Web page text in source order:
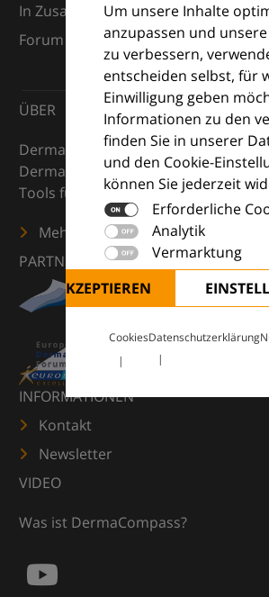
Um unsere Inhalte
anzupassen und
zu verbessern,
entscheiden selbst, für
Einwilligung geben
Informationen zu den
finden Sie in unserer
und den Cookie-
können Sie jederzeit
Erforderliche
Analytik
Vermarktung
ALLE AKZEPTIEREN
CookiesDatenschutzerklärung
In Zusammenarbeit mit dem
Forum (EDF) und Euroderm
ÜBER
DermaCompass ist Ihr digitaler
Dermatologie – mit Wissen, Bildern
Tools für den klinischen Alltag.
Mehr erfahren
PARTNER
INFORMATIONEN
Kontakt
Newsletter
VIDEO
Was ist DermaCompass?